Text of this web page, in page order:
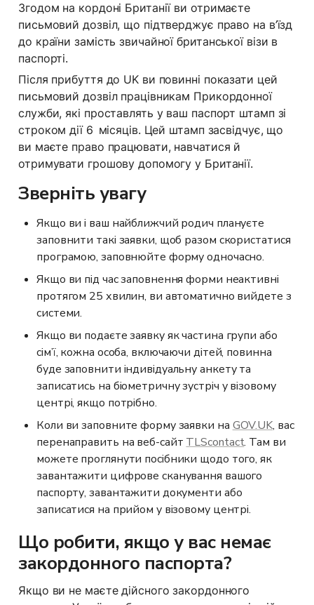
Згодом на кордоні Британії ви отримаєте
письмовий дозвіл, що підтверджує право на в’їзд
до країни замість звичайної британської візи в
паспорті.
Після прибуття до UK ви повинні показати цей
письмовий дозвіл працівникам Прикордонної
служби, які проставлять у ваш паспорт штамп зі
строком дії 6  місяців. Цей штамп засвідчує, що
ви маєте право працювати, навчатися й
отримувати грошову допомогу у Британії.
Зверніть увагу
Якщо ви і ваш найближчий родич плануєте
заповнити такі заявки, щоб разом скористатися
програмою, заповнюйте форму одночасно.
Якщо ви під час заповнення форми неактивні
протягом 25 хвилин, ви автоматично вийдете з
системи.
Якщо ви подаєте заявку як частина групи або
сім’ї, кожна особа, включаючи дітей, повинна
буде заповнити індивідуальну анкету та
записатись на біометричну зустріч у візовому
центрі, якщо потрібно.
Коли ви заповните форму заявки на GOV.UK, вас
перенаправить на веб-сайт TLScontact. Там ви
можете проглянути посібники щодо того, як
завантажити цифрове сканування вашого
паспорту, завантажити документи або
записатися на прийом у візовому центрі.
Що робити, якщо у вас немає
закордонного паспорта?
Якщо ви не маєте дійсного закордонного